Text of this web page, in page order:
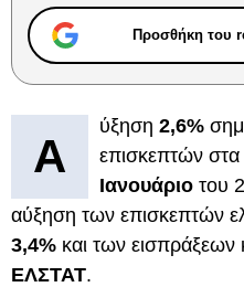
Προσθήκη του
Α
ύξηση 2,6%
επισκεπτών στα
Ιανουάριο του
αύξηση των επισκεπτών
3,4% και των εισπράξεων
ΕΛΣΤΑΤ.